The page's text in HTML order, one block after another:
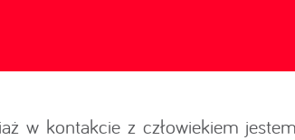
w kontakcie z człowiekiem